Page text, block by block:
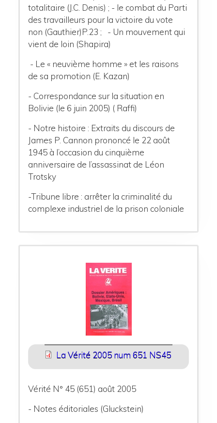
totalitaire (J.C. Denis) ; - le combat du Parti
des travailleurs pour la victoire du vote
non (Gauthier)P.23 ; - Un mouvement qui
vient de loin (Shapira)
- Le « neuvième homme » et les raisons
de sa promotion (E. Kazan)
- Correspondance sur la situation en
Bolivie (le 6 juin 2005) ( Raffi)
- Notre histoire : Extraits du discours de
James P. Cannon prononcé le 22 août
1945 à l’occasion du cinquième
anniversaire de l’assassinat de Léon
Trotsky
-Tribune libre : arrêter la criminalité du
complexe industriel de la prison coloniale
La Vérité 2005 num 651 NS45
Vérité N° 45 (651) août 2005
- Notes éditoriales (Gluckstein)